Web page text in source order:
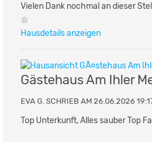
Vielen Dank nochmal an dieser
Hausdetails anzeigen
Gästehaus Am Ihler
EVA G. SCHRIEB AM 26.06.2026
Top Unterkunft, Alles sauber Top